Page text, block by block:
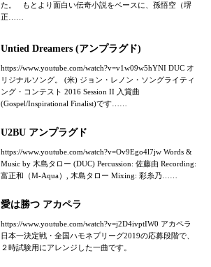
た。 もとより面白い伝奇小説をベースに、孫悟空（堺
正……
Untied Dreamers (アンプラグド)
https://www.youtube.com/watch?v=v1w09w5hYNI DUC オ
リジナルソング。 (米) ジョン・レノン・ソングライティ
ング・コンテスト 2016 Session II 入賞曲
(Gospel/Inspirational Finalist)です……
U2BU アンプラグド
https://www.youtube.com/watch?v=Ov9Ego4l7jw Words &
Music by 木島タロー (DUC) Percussion: 佐藤由 Recording:
富正和（M-Aqua）, 木島タロー Mixing: 彩糸乃……
愛は勝つ アカペラ
https://www.youtube.com/watch?v=j2D4ivptIW0 アカペラ
日本一決定戦・全国ハモネプリーグ2019の応募段階で、
２時試験用にアレンジした一曲です。